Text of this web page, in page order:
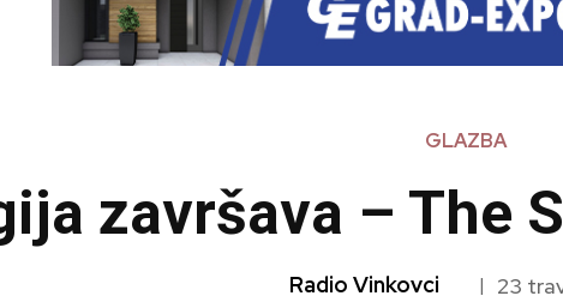
GLAZBA
završava – The
Radio Vinkovci | 23